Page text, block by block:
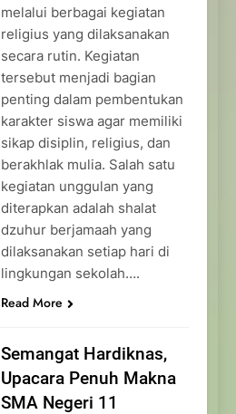
melalui berbagai kegiatan
religius yang dilaksanakan
secara rutin. Kegiatan
tersebut menjadi bagian
penting dalam pembentukan
karakter siswa agar memiliki
sikap disiplin, religius, dan
berakhlak mulia. Salah satu
kegiatan unggulan yang
diterapkan adalah shalat
dzuhur berjamaah yang
dilaksanakan setiap hari di
lingkungan sekolah….
Read More
Semangat Hardiknas,
Upacara Penuh Makna
SMA Negeri 11